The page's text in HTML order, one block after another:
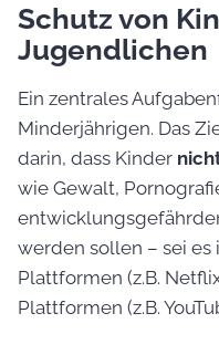
Schutz von
Jugendlichen
Ein zentrales
Minderjährigen. Das
darin, dass Kinder
wie Gewalt,
werden sollen – sei es
Plattformen (z.B.
Plattformen (z.B.